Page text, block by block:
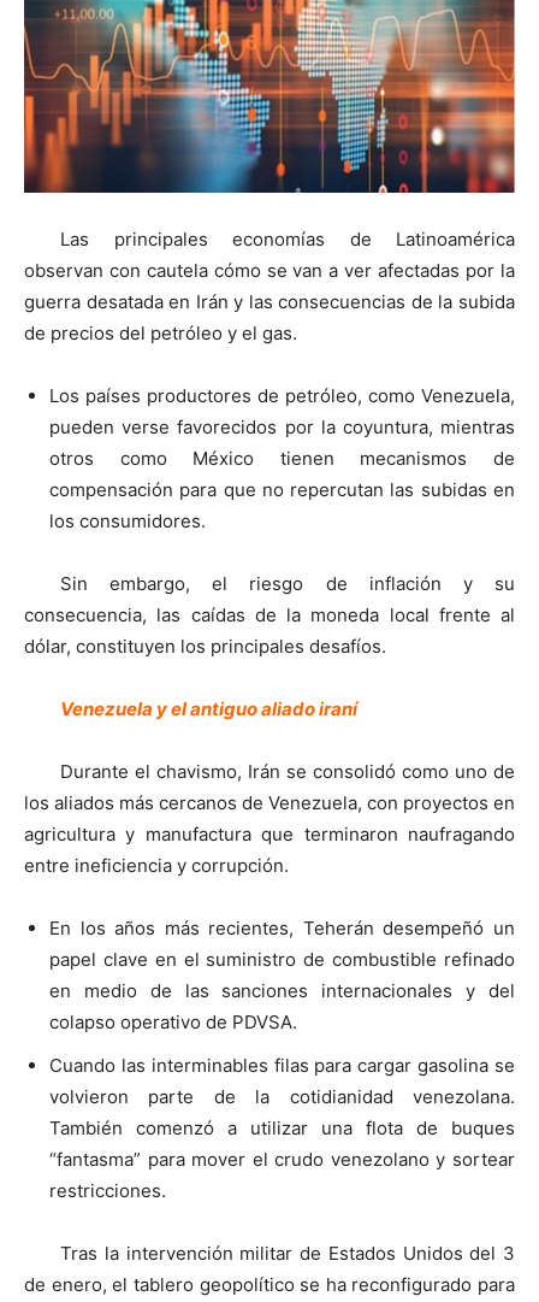
Las principales economías de Latinoamérica
observan con cautela cómo se van a ver afectadas por la
guerra desatada en Irán y las consecuencias de la subida
de precios del petróleo y el gas.
Los países productores de petróleo, como Venezuela,
pueden verse favorecidos por la coyuntura, mientras
otros como México tienen mecanismos de
compensación para que no repercutan las subidas en
los consumidores.
Sin embargo, el riesgo de inflación y su
consecuencia, las caídas de la moneda local frente al
dólar, constituyen los principales desafíos.
Venezuela y el antiguo aliado iraní
Durante el chavismo, Irán se consolidó como uno de
los aliados más cercanos de Venezuela, con proyectos en
agricultura y manufactura que terminaron naufragando
entre ineficiencia y corrupción.
En los años más recientes, Teherán desempeñó un
papel clave en el suministro de combustible refinado
en medio de las sanciones internacionales y del
colapso operativo de PDVSA.
Cuando las interminables filas para cargar gasolina se
volvieron parte de la cotidianidad venezolana.
También comenzó a utilizar una flota de buques
“fantasma” para mover el crudo venezolano y sortear
restricciones.
Tras la intervención militar de Estados Unidos del 3
de enero, el tablero geopolítico se ha reconfigurado para